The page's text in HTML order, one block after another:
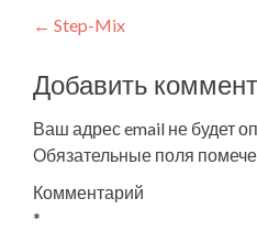
Навигация
по
записям
← Step-Mix
Добавить
Ваш адрес email не будет
Обязательные поля
Комментарий
*